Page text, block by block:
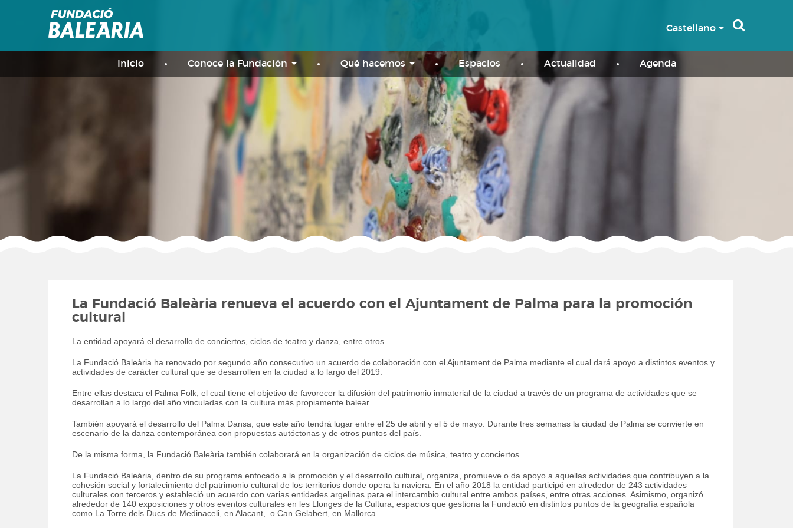
Castellano
Inicio Conoce la Fundación Qué hacemos Espacios Actualidad Agenda
La Fundació Baleària renueva el acuerdo con el Ajuntament de Palma para la promoción
cultural
La entidad apoyará el desarrollo de conciertos, ciclos de teatro y danza, entre otros
La Fundació Baleària ha renovado por segundo año consecutivo un acuerdo de colaboración con el Ajuntament de Palma mediante el cual dará apoyo a distintos eventos y
actividades de carácter cultural que se desarrollen en la ciudad a lo largo del 2019.
Entre ellas destaca el Palma Folk, el cual tiene el objetivo de favorecer la difusión del patrimonio inmaterial de la ciudad a través de un programa de actividades que se
desarrollan a lo largo del año vinculadas con la cultura más propiamente balear.
También apoyará el desarrollo del Palma Dansa, que este año tendrá lugar entre el 25 de abril y el 5 de mayo. Durante tres semanas la ciudad de Palma se convierte en
escenario de la danza contemporánea con propuestas autóctonas y de otros puntos del país.
De la misma forma, la Fundació Baleària también colaborará en la organización de ciclos de música, teatro y conciertos.
La Fundació Baleària, dentro de su programa enfocado a la promoción y el desarrollo cultural, organiza, promueve o da apoyo a aquellas actividades que contribuyen a la
cohesión social y fortalecimiento del patrimonio cultural de los territorios donde opera la naviera. En el año 2018 la entidad participó en alrededor de 243 actividades
culturales con terceros y estableció un acuerdo con varias entidades argelinas para el intercambio cultural entre ambos países, entre otras acciones. Asimismo, organizó
alrededor de 140 exposiciones y otros eventos culturales en les Llonges de la Cultura, espacios que gestiona la Fundació en distintos puntos de la geografía española
como La Torre dels Ducs de Medinaceli, en Alacant, o Can Gelabert, en Mallorca.